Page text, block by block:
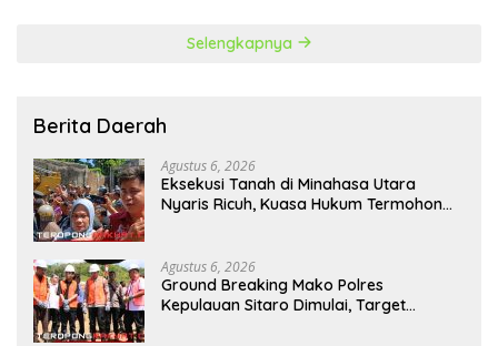
Selengkapnya
Berita Daerah
Agustus 6, 2026
Eksekusi Tanah di Minahasa Utara
Nyaris Ricuh, Kuasa Hukum Termohon
Agustus 6, 2026
Ground Breaking Mako Polres
Kepulauan Sitaro Dimulai, Target